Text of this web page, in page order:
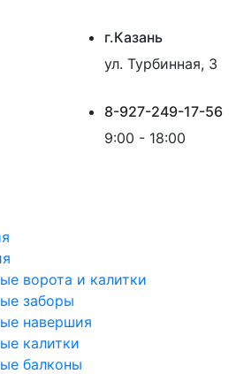
г.Казань
ул. Турбинная, 3
8-927-249-17-56
9:00 - 18:00
ворота и калитки
заборы
навершия
калитки
балконы